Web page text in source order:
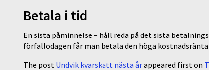
Betala i tid
En sista påminnelse – håll reda på det sista
förfallodagen får man betala den höga
The post Undvik kvarskatt nästa årappeared first on